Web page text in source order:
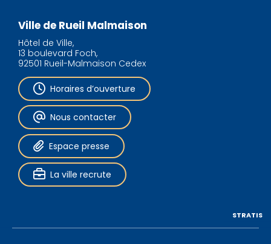
Ville de Rueil Malmaison
Hôtel de Ville,
13 boulevard Foch,
92501 Rueil-Malmaison Cedex
Horaires d’ouverture
Nous contacter
Espace presse
La ville recrute
STRATIS